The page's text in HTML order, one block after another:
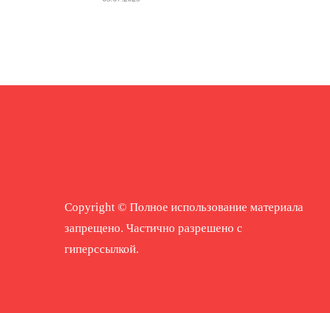
Copyright © Полное использование материала
запрещено. Частично разрешено с
гиперссылкой.